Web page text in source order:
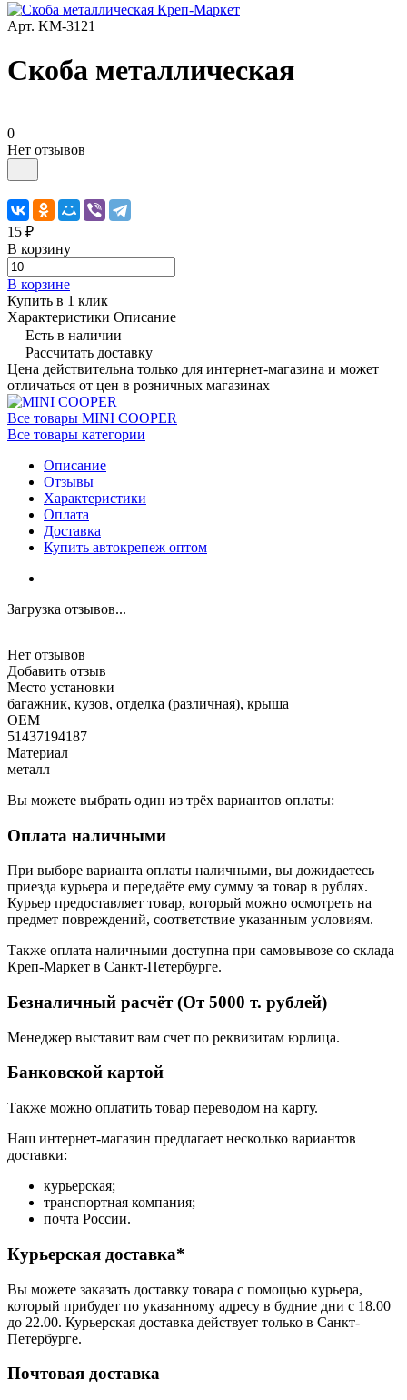
Арт. KM-3121
Скоба металлическая
0
Нет отзывов
15 ₽
В корзину
В корзине
Купить в 1 клик
Характеристики Описание
Есть в наличии
Рассчитать доставку
Цена действительна только для интернет-магазина и может
отличаться от цен в розничных магазинах
Все товары MINI COOPER
Все товары категории
Описание
Отзывы
Характеристики
Оплата
Доставка
Купить автокрепеж оптом
Загрузка отзывов...
Нет отзывов
Добавить отзыв
Место установки
багажник, кузов, отделка (различная), крыша
OEM
51437194187
Материал
металл
Вы можете выбрать один из трёх вариантов оплаты:
Оплата наличными
При выборе варианта оплаты наличными, вы дожидаетесь
приезда курьера и передаёте ему сумму за товар в рублях.
Курьер предоставляет товар, который можно осмотреть на
предмет повреждений, соответствие указанным условиям.
Также оплата наличными доступна при самовывозе со склада
Креп-Маркет в Санкт-Петербурге.
Безналичный расчёт (От 5000 т. рублей)
Менеджер выставит вам счет по реквизитам юрлица.
Банковской картой
Также можно оплатить товар переводом на карту.
Наш интернет-магазин предлагает несколько вариантов
доставки:
курьерская;
транспортная компания;
почта России.
Курьерская доставка*
Вы можете заказать доставку товара с помощью курьера,
который прибудет по указанному адресу в будние дни с 18.00
до 22.00. Курьерская доставка действует только в Санкт-
Петербурге.
Почтовая доставка